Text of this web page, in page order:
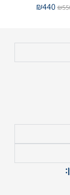
₪
₪440